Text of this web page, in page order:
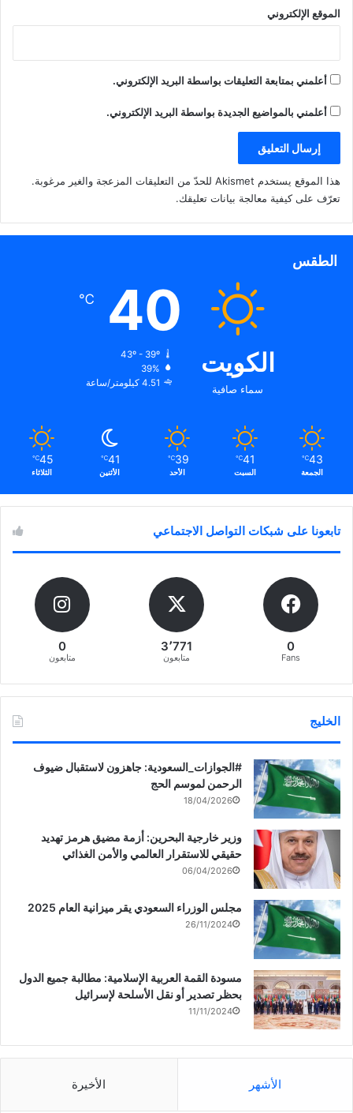
الموقع الإلكتروني
أعلمني بمتابعة التعليقات بواسطة البريد الإلكتروني.
أعلمني بالمواضيع الجديدة بواسطة البريد الإلكتروني.
هذا الموقع يستخدم Akismet للحدّ من التعليقات المزعجة والغير مرغوبة.
تعرّف على كيفية معالجة بيانات تعليقك.
الطقس
الكويت
سماء صافية
40
℃
43º - 39º
39%
4.51 كيلومتر/ساعة
43
℃
الجمعة
41
℃
السبت
39
℃
الأحد
41
℃
الأثنين
45
℃
الثلاثاء
تابعونا على شبكات التواصل الاجتماعي
0
Fans
3٬771
متابعون
0
متابعون
الخليج
‏‎#الجوازات_السعودية: جاهزون لاستقبال ضيوف
الرحمن لموسم الحج
18/04/2026
وزير خارجية البحرين: أزمة مضيق هرمز تهديد
حقيقي للاستقرار العالمي والأمن الغذائي
06/04/2026
مجلس الوزراء السعودي يقر ميزانية العام 2025
26/11/2024
مسودة القمة العربية الإسلامية: مطالبة جميع الدول
بحظر تصدير أو نقل الأسلحة لإسرائيل
11/11/2024
الأشهر الأخيرة